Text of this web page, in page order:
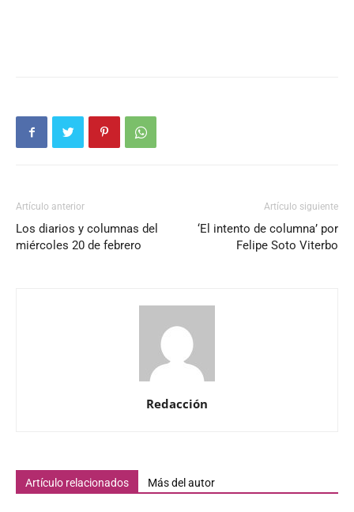
Artículo anterior
Los diarios y columnas del
miércoles 20 de febrero
Artículo siguiente
‘El intento de columna’ por
Felipe Soto Viterbo
Redacción
Artículo relacionados Más del autor